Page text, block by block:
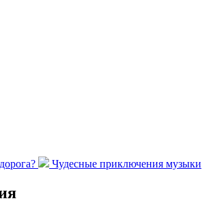
Чудесные приключения музыки